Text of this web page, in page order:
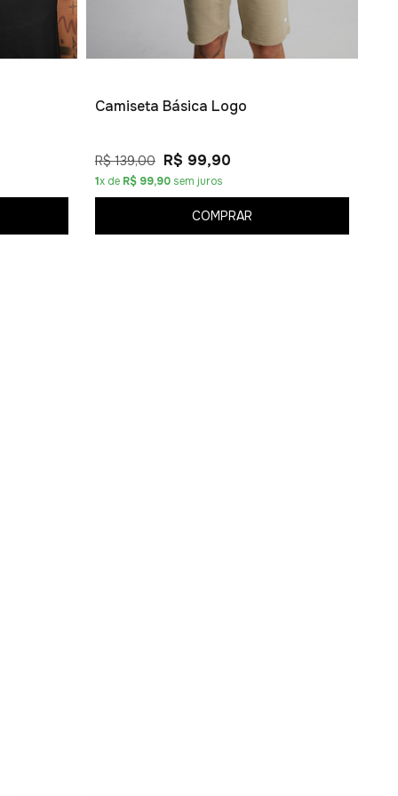
Camiseta Básica Logo
R$ 139,00 R$ 99,90
1x de R$ 99,90sem juros
COMPRAR